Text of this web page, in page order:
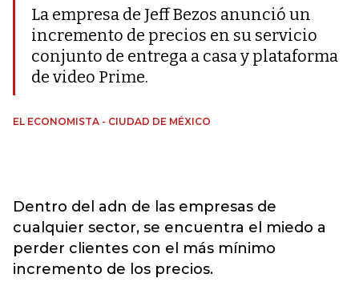
La empresa de Jeff Bezos anunció un
incremento de precios en su servicio
conjunto de entrega a casa y plataforma
de video Prime.
EL ECONOMISTA - CIUDAD DE MÉXICO
Dentro del adn de las empresas de
cualquier sector, se encuentra el miedo a
perder clientes con el más mínimo
incremento de los precios.